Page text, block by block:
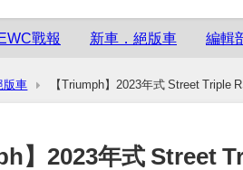
EWC戰報 新車．絕版車 編輯
版車 【Triumph】2023年式 Street Triple
】2023年式 Street